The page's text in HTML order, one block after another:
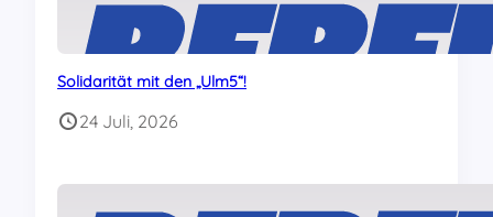
Solidarität mit den „Ulm5“!
24 Juli, 2026